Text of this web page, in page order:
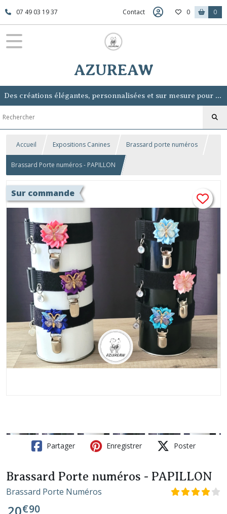
07 49 03 19 37 Contact 0 0
AZUREAW
Des créations élégantes, personnalisées et sur mesure pour sublimer votre chien, sans lui voler la vedette.
Accueil Expositions Canines Brassard porte numéros
Brassard Porte numéros - PAPILLON
Sur commande
Partager Enregistrer Poster
Brassard Porte numéros - PAPILLON
Brassard Porte Numéros
€90